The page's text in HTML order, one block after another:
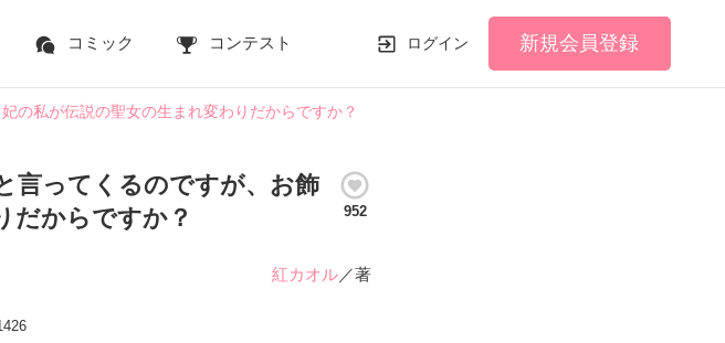
コミック コンテスト ログイン 新規会員登録
の私が伝説の聖女の生まれ変わりだからですか？
言ってくるのですが、お飾
だからですか？
952
紅カオル／著